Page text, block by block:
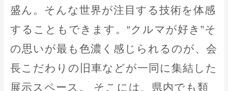
盛ん。そんな世界が注目する技術を体感
することもできます。“クルマが好き”そ
の思いが最も色濃く感じられるのが、会
長こだわりの旧車などが一同に集結した
展示スペース。 そこには、県内でも類